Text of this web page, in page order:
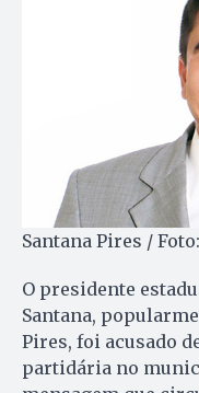
Santana Pires /
O presidente
Santana,
Pires, foi acusado
partidária no